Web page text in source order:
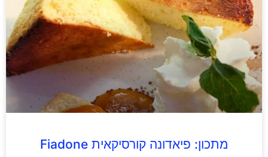
מתכון: פיאדונה קורסיקאית Fiadone